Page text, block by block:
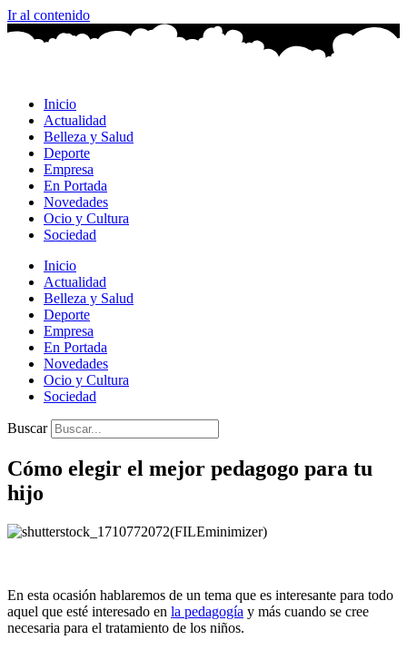
Ir al contenido
Inicio
Actualidad
Belleza y Salud
Deporte
Empresa
En Portada
Novedades
Ocio y Cultura
Sociedad
Inicio
Actualidad
Belleza y Salud
Deporte
Empresa
En Portada
Novedades
Ocio y Cultura
Sociedad
Buscar
Cómo elegir el mejor pedagogo para tu
hijo
En esta ocasión hablaremos de un tema que es interesante para todo
aquel que esté interesado en la pedagogía y más cuando se cree
necesaria para el tratamiento de los niños.